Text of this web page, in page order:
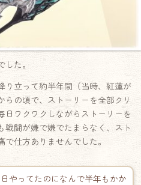
た。
り立って約半年間（当時、紅蓮が
らの頃で、ストーリーを全部クリ
日ワクワクしながらストーリーを
戦闘が嫌で嫌でたまらなく、スト
仕方ありませんでした。
やってたのになんで半年もかか